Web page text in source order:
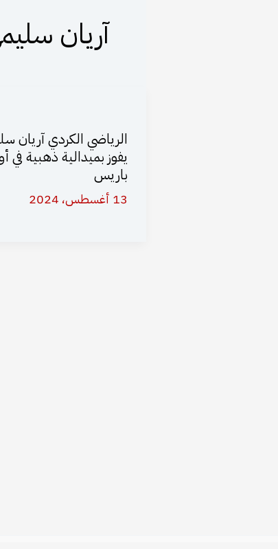
آريان
الرياضي الكردي آريان
يفوز بميدالية ذهبية في
باريس
13 أغسطس، 2024